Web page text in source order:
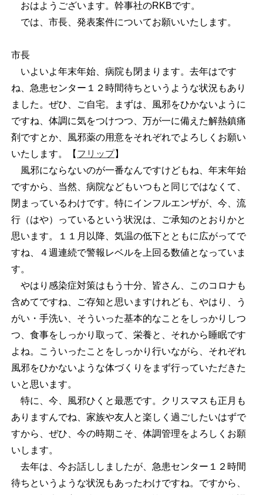
おはようございます。幹事社のRKBです。
では、市長、発表案件についてお願いいたします。
市長
いよいよ年末年始、病院も閉まります。去年はです
ね、急患センター１２時間待ちというような状況もあり
ました。ぜひ、ご自宅。まずは、風邪をひかないように
ですね、体調に気をつけつつ、万が一に備えた解熱鎮痛
剤ですとか、風邪薬の用意をそれぞれでよろしくお願い
いたします。【 フリップ】
風邪にならないのが一番なんですけどもね、年末年始
ですから、当然、病院などもいつもと同じではなくて、
閉まっているわけです。特にインフルエンザが、今、流
行（はや）っているという状況は、ご承知のとおりかと
思います。１１月以降、気温の低下とともに広がってで
すね、４週連続で警報レベルを上回る数値となっていま
す。
やはり感染症対策はもう十分、皆さん、このコロナも
含めてですね、ご存知と思いますけれども、やはり、う
がい・手洗い、そういった基本的なことをしっかりしつ
つ、食事をしっかり取って、栄養と、それから睡眠です
よね。こういったことをしっかり行いながら、それぞれ
風邪をひかないような体づくりをまず行っていただきた
いと思います。
特に、今、風邪ひくと最悪です。クリスマスも正月も
ありますんでね、家族や友人と楽しく過ごしたいはずで
すから、ぜひ、今の時期こそ、体調管理をよろしくお願
いします。
去年は、今お話ししましたが、急患センター１２時間
待ちというような状況もあったわけですね。ですから、